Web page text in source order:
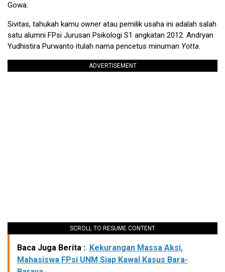
Gowa.
Sivitas, tahukah kamu owneratau pemilik usaha ini adalah salah
satu alumni FPsi Jurusan Psikologi S1 angkatan 2012. Andryan
Yudhistira Purwanto itulah nama pencetus minuman Yotta.
ADVERTISEMENT
SCROLL TO RESUME CONTENT
Baca Juga Berita : Kekurangan Massa Aksi,
Mahasiswa FPsi UNM Siap Kawal Kasus Bara-